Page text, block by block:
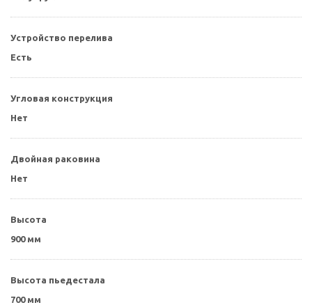
Устройство перелива
Есть
Угловая конструкция
Нет
Двойная раковина
Нет
Высота
900 мм
Высота пьедестала
700 мм